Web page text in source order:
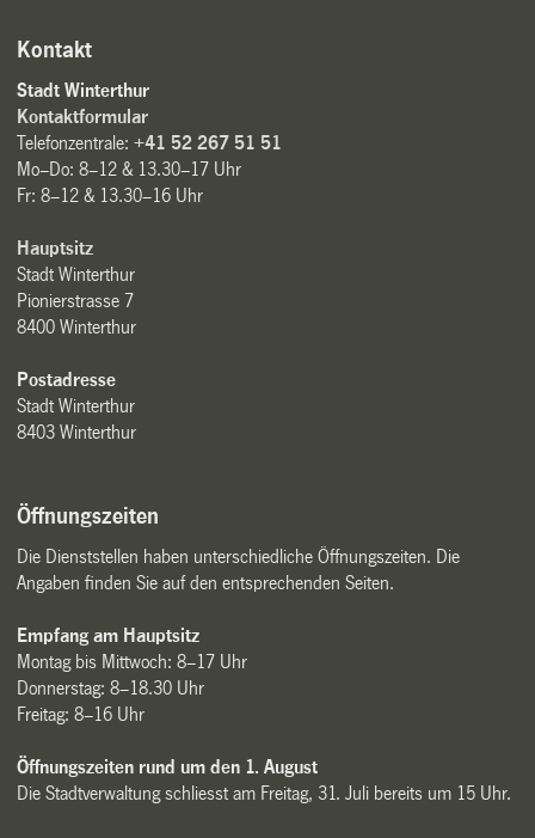
Kontakt
Stadt Winterthur
Kontaktformular
Telefonzentrale:+41 52 267 51 51
Mo–Do: 8–12 & 13.30–17 Uhr
Fr: 8–12 & 13.30–16 Uhr
Hauptsitz
Stadt Winterthur
Pionierstrasse 7
8400 Winterthur
Postadresse
Stadt Winterthur
8403 Winterthur
Öffnungszeiten
Die Dienststellen haben unterschiedliche Öffnungszeiten. Die
Angaben finden Sie auf den entsprechenden Seiten.
Empfang am Hauptsitz
Montag bis Mittwoch: 8–17 Uhr
Donnerstag: 8–18.30 Uhr
Freitag: 8–16 Uhr
Öffnungszeiten rund um den 1. August
Die Stadtverwaltung schliesst am Freitag, 31. Juli bereits um 15 Uhr.